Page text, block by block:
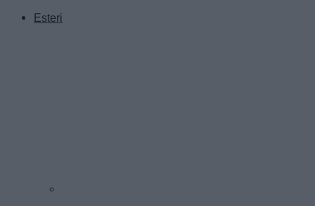
Esteri